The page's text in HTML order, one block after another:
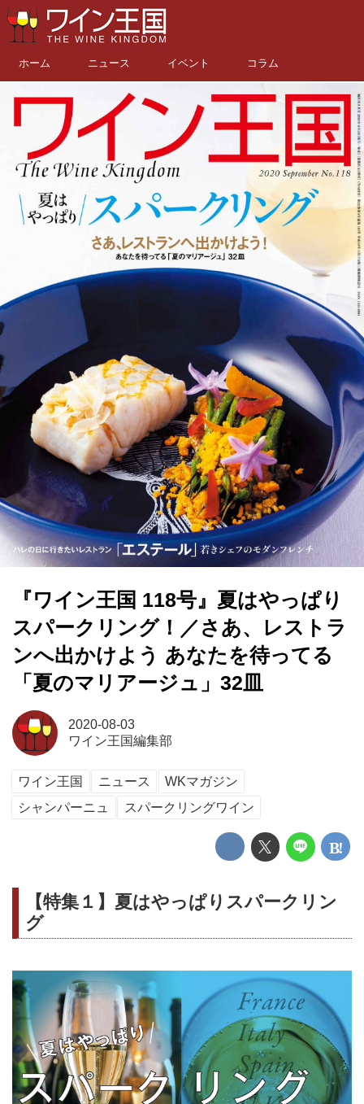
ホーム ニュース イベント コラム
『ワイン王国 118号』夏はやっぱり
スパークリング！／さあ、レストラ
ンへ出かけよう あなたを待ってる
「夏のマリアージュ」32皿
2020-08-03
ワイン王国編集部
ワイン王国 ニュース
WKマガジン
シャンパーニュ
スパークリングワイン
【特集１】夏はやっぱりスパークリン
グ